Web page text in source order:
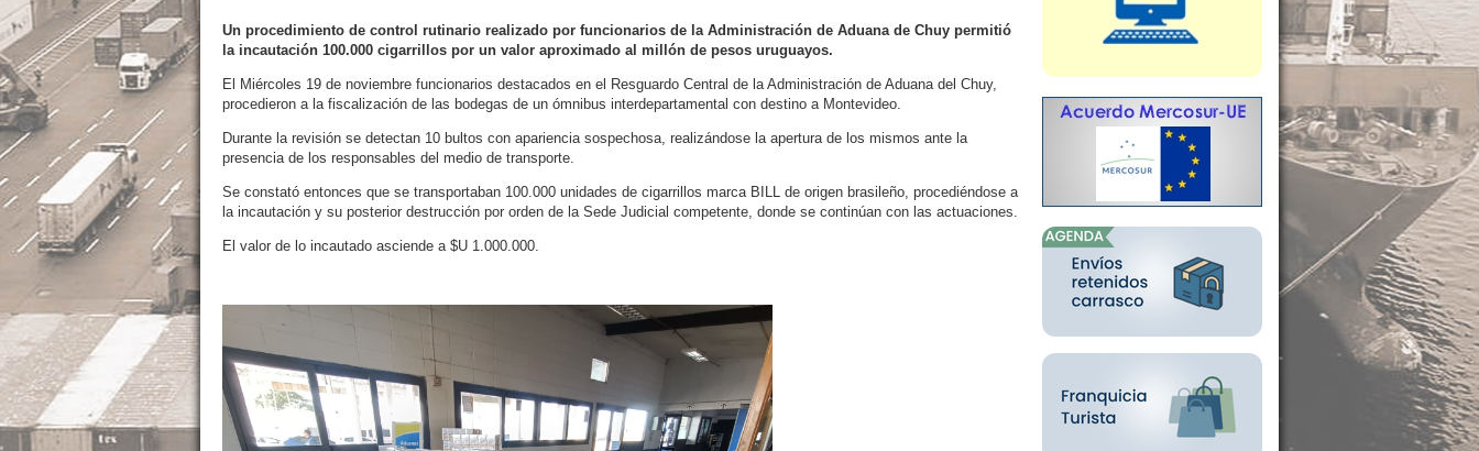
Un procedimiento de control rutinario realizado por funcionarios de la Administración de Aduana de Chuy permitió
la incautación 100.000 cigarrillos por un valor aproximado al millón de pesos uruguayos.
El Miércoles 19 de noviembre funcionarios destacados en el Resguardo Central de la Administración de Aduana del Chuy,
procedieron a la fiscalización de las bodegas de un ómnibus interdepartamental con destino a Montevideo.
Durante la revisión se detectan 10 bultos con apariencia sospechosa, realizándose la apertura de los mismos ante la
presencia de los responsables del medio de transporte.
Se constató entonces que se transportaban 100.000 unidades de cigarrillos marca BILL de origen brasileño, procediéndose a
la incautación y su posterior destrucción por orden de la Sede Judicial competente, donde se continúan con las actuaciones.
El valor de lo incautado asciende a $U 1.000.000.